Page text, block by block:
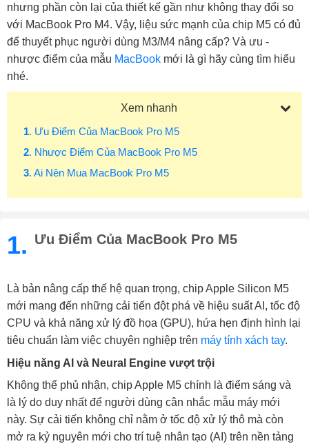
nhưng phần còn lại của thiết kế gần như không thay đổi so
với MacBook Pro M4. Vậy, liệu sức mạnh của chip M5 có đủ
để thuyết phục người dùng M3/M4 nâng cấp? Và ưu -
nhược điểm của mẫu MacBook mới là gì hãy cùng tìm hiểu
nhé.
Xem nhanh
1. Ưu Điểm Của MacBook Pro M5
2. Nhược Điểm Của MacBook Pro M5
3. Ai Nên Mua MacBook Pro M5
1. Ưu Điểm Của MacBook Pro M5
Là bản nâng cấp thế hệ quan trọng, chip Apple Silicon M5
mới mang đến những cải tiến đột phá về hiệu suất AI, tốc độ
CPU và khả năng xử lý đồ họa (GPU), hứa hẹn định hình lại
tiêu chuẩn làm việc chuyên nghiệp trên máy tính xách tay.
Hiệu năng AI và Neural Engine vượt trội
Không thể phủ nhận, chip Apple M5 chính là điểm sáng và
là lý do duy nhất để người dùng cân nhắc mẫu máy mới
này. Sự cải tiến không chỉ nằm ở tốc độ xử lý thô mà còn
mở ra kỷ nguyên mới cho trí tuệ nhân tạo (AI) trên nền tảng